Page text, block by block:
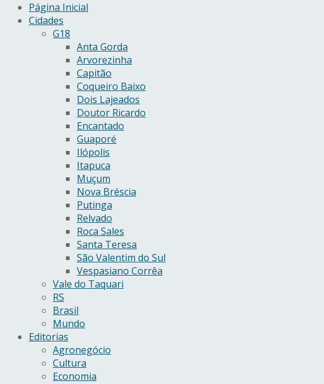
Página Inicial
Cidades
G18
Anta Gorda
Arvorezinha
Capitão
Coqueiro Baixo
Dois Lajeados
Doutor Ricardo
Encantado
Guaporé
Ilópolis
Itapuca
Muçum
Nova Bréscia
Putinga
Relvado
Roca Sales
Santa Teresa
São Valentim do Sul
Vespasiano Corrêa
Vale do Taquari
RS
Brasil
Mundo
Editorias
Agronegócio
Cultura
Economia